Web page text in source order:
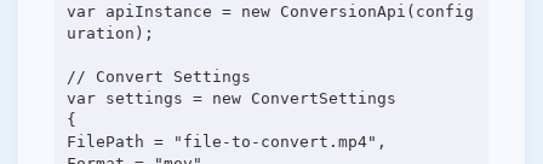
var apiInstance = new ConversionApi(config
uration);
// Convert Settings
var settings = new ConvertSettings
{
FilePath = "file-to-convert.mp4",